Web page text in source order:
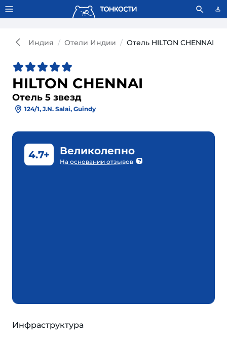
Тонкости используют сookie-файлы. Что это значит?
Индия Отели Индии Отель HILTON CHENNAI 5*
HILTON CHENNAI
Отель 5 звезд
124/1, J.N. Salai, Guindy
4.7+ Великолепно
На основании отзывов
Инфраструктура